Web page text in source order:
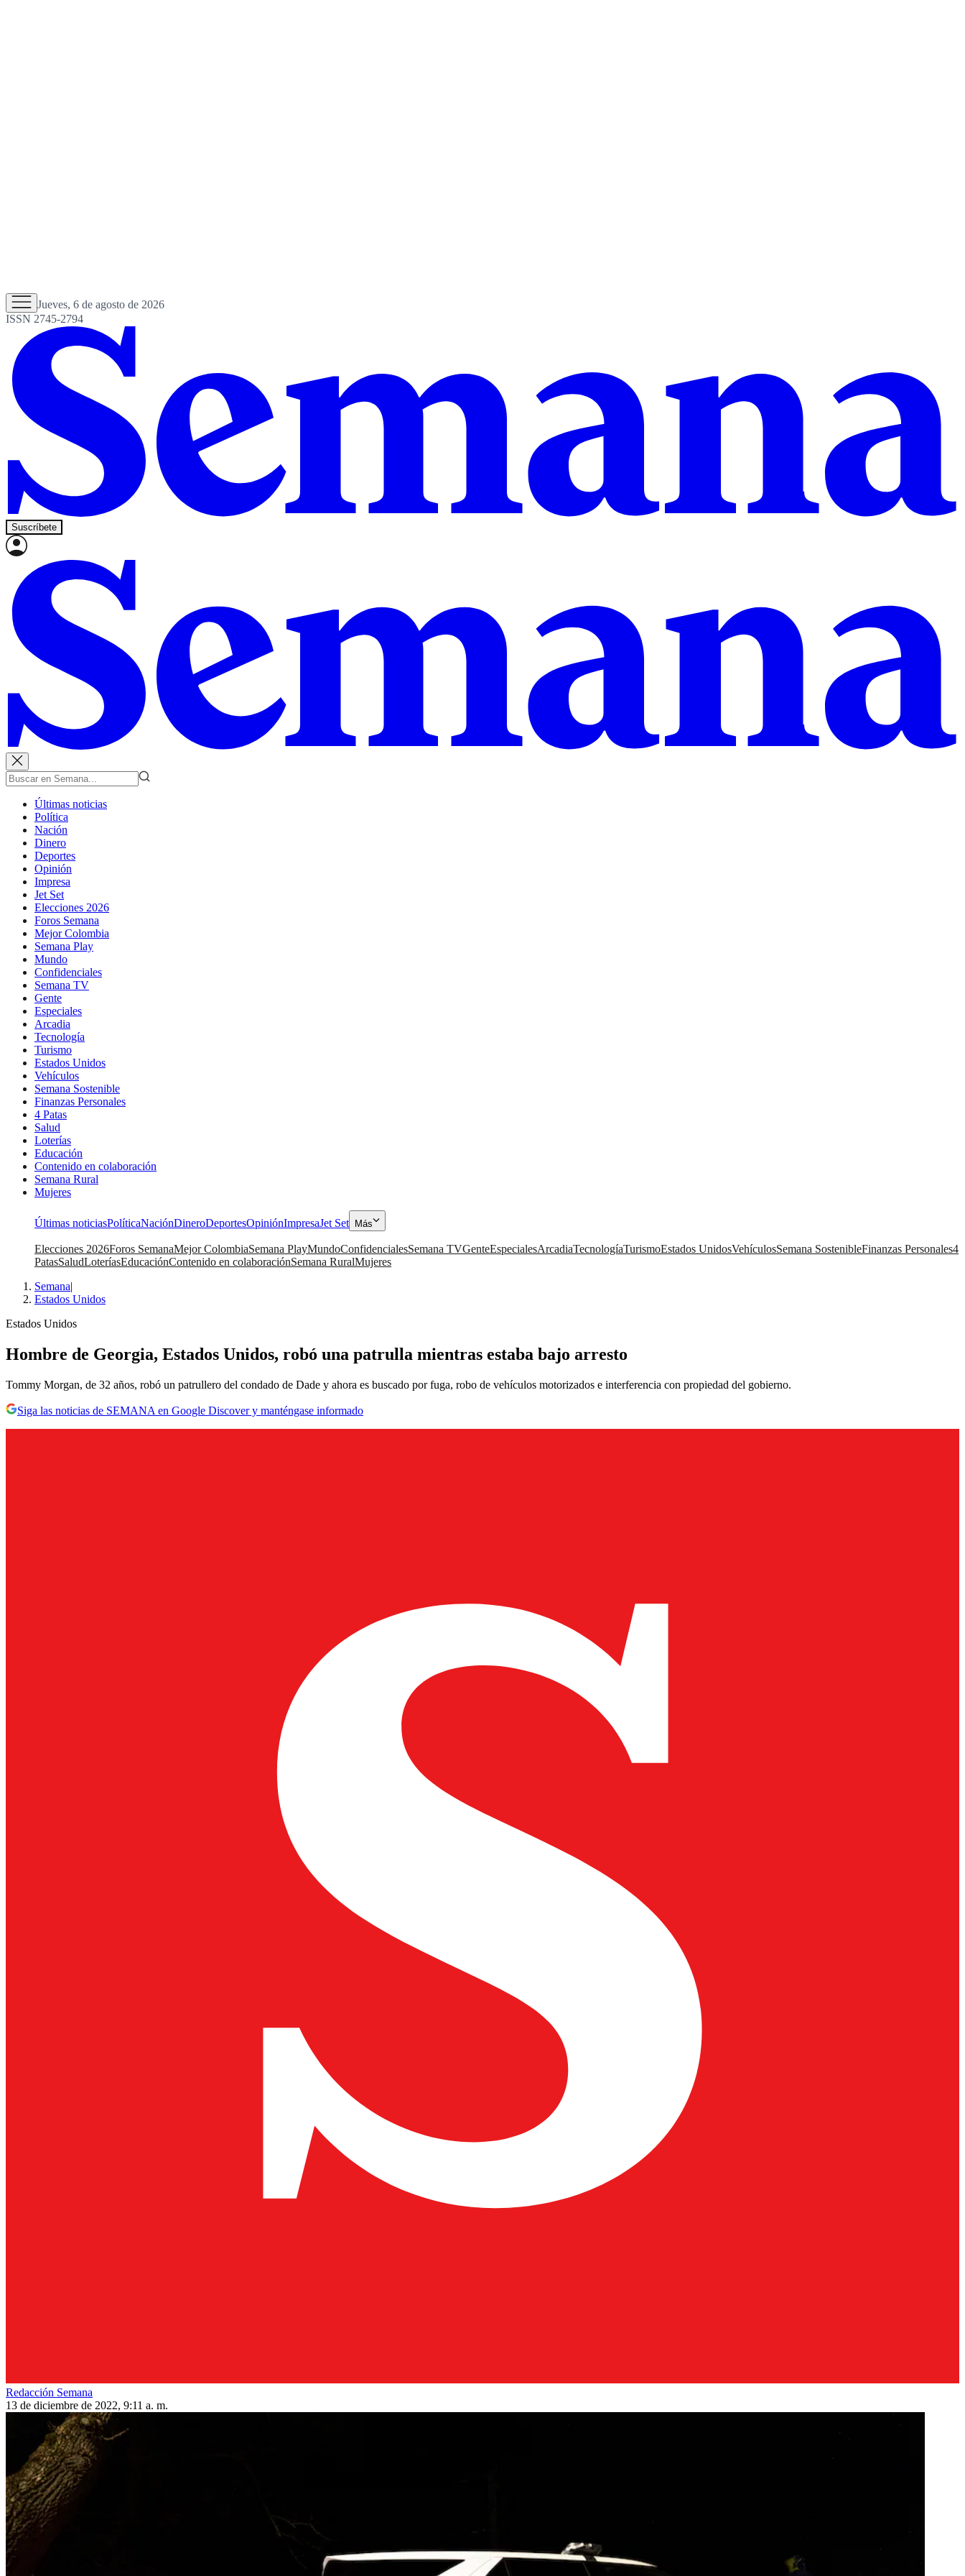
Jueves, 6 de agosto de 2026
ISSN 2745-2794
Suscríbete
Últimas noticias
Política
Nación
Dinero
Deportes
Opinión
Impresa
Jet Set
Elecciones 2026
Foros Semana
Mejor Colombia
Semana Play
Mundo
Confidenciales
Semana TV
Gente
Especiales
Arcadia
Tecnología
Turismo
Estados Unidos
Vehículos
Semana Sostenible
Finanzas Personales
4 Patas
Salud
Loterías
Educación
Contenido en colaboración
Semana Rural
Mujeres
Últimas noticiasPolíticaNaciónDineroDeportesOpiniónImpresaJet Set Más
Elecciones 2026Foros SemanaMejor ColombiaSemana PlayMundoConfidencialesSemana TVGenteEspecialesArcadiaTecnologíaTurismoEstados UnidosVehículosSemana SostenibleFinanzas Personales4
PatasSaludLoteríasEducaciónContenido en colaboraciónSemana RuralMujeres
Semana|
Estados Unidos
Estados Unidos
Hombre de Georgia, Estados Unidos, robó una patrulla mientras estaba bajo arresto
Tommy Morgan, de 32 años, robó un patrullero del condado de Dade y ahora es buscado por fuga, robo de vehículos motorizados e interferencia con propiedad del gobierno.
Siga las noticias de SEMANA en Google Discover y manténgase informado
Redacción Semana
13 de diciembre de 2022, 9:11 a. m.